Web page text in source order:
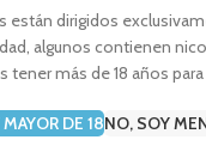
están dirigidos
algunos contienen
tener más de 18 años
DE 18NO, SOY
que